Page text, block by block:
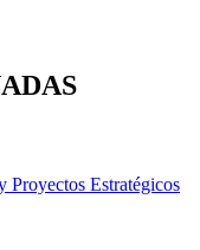
Proyectos Estratégicos